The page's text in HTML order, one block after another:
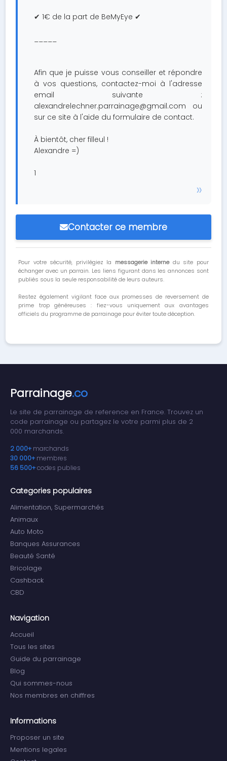
✔ 1€ de la part de BeMyEye ✔
_____
Afin que je puisse vous conseiller et répondre
à vos questions, contactez-moi à l'adresse
email suivante :
alexandrelechner.parrainage@gmail.com ou
sur ce site à l'aide du formulaire de contact.
À bientôt, cher filleul !
Alexandre =)
1
Contacter ce membre
Pour votre sécurité, privilégiez la messagerie internedu site pour
échanger avec un parrain. Les liens figurant dans les annonces sont
publiés sous la seule responsabilité de leurs auteurs.
Restez également vigilant face aux promesses de reversement de
prime trop généreuses : fiez-vous uniquement aux avantages
officiels du programme de parrainage pour éviter toute déception.
Parrainage.co
Le site de parrainage de reference en France. Trouvez un
code parrainage ou partagez le votre parmi plus de 2
000 marchands.
2 000+ marchands
30 000+ membres
56 500+codes publies
Categories populaires
Alimentation, Supermarchés
Animaux
Auto Moto
Banques Assurances
Beauté Santé
Bricolage
Cashback
CBD
Navigation
Accueil
Tous les sites
Guide du parrainage
Blog
Qui sommes-nous
Nos membres en chiffres
Informations
Proposer un site
Mentions legales